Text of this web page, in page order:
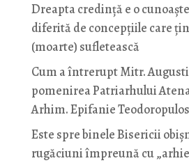
Dreapta credință e o
diferită de concepțiile care
(moarte) sufletească
Cum a întrerupt Mitr.
pomenirea Patriarhului
Arhim. Epifanie Teodoropulos
Este spre binele Bisericii
rugăciuni împreună cu